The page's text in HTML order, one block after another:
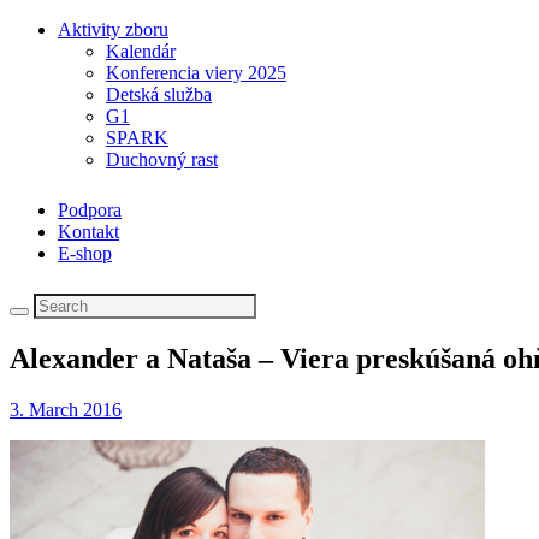
Aktivity zboru
Kalendár
Konferencia viery 2025
Detská služba
G1
SPARK
Duchovný rast
Podpora
Kontakt
E-shop
Alexander a Nataša – Viera preskúšaná
3. March 2016